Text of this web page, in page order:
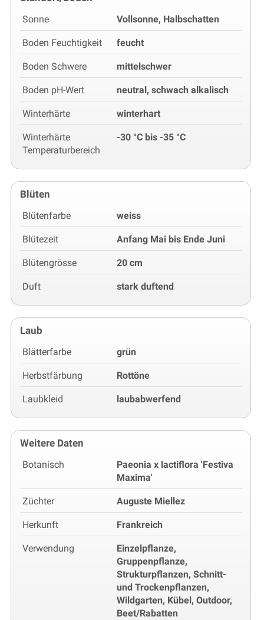
Sonne Vollsonne, Halbschatten
Boden Feuchtigkeit feucht
Boden Schwere mittelschwer
Boden pH-Wert neutral, schwach alkalisch
Winterhärte winterhart
Winterhärte
Temperaturbereich
-30 °C bis -35 °C
Blüten
Blütenfarbe weiss
Blütezeit Anfang Mai bis Ende Juni
Blütengrösse 20 cm
Duft stark duftend
Laub
Blätterfarbe grün
Herbstfärbung Rottöne
Laubkleid laubabwerfend
Weitere Daten
Botanisch
Paeonia x lactiflora 'Festiva
Maxima'
Züchter Auguste Miellez
Herkunft Frankreich
Verwendung
Einzelpflanze,
Gruppenpflanze,
Strukturpflanzen, Schnitt-
und Trockenpflanzen,
Wildgarten, Kübel, Outdoor,
Beet/Rabatten